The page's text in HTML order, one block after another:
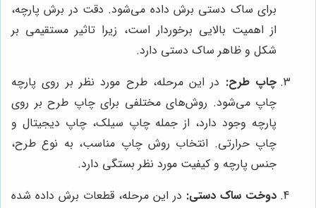
برای ساک دستی برش داده می‌شود. دقت در برش پارچه،
از اهمیت بالایی برخوردار است، زیرا تاثیر مستقیمی بر
شکل و ظاهر ساک دستی دارد.
چاپ طرح: در این مرحله، طرح مورد نظر بر روی پارچه
چاپ می‌شود. روش‌های مختلفی برای چاپ طرح بر روی
پارچه وجود دارد، از جمله چاپ سیلک، چاپ دیجیتال و
چاپ حرارتی. انتخاب روش چاپ مناسب، به نوع طرح،
جنس پارچه و کیفیت مورد نظر بستگی دارد.
دوخت ساک دستی: در این مرحله، قطعات برش داده شده